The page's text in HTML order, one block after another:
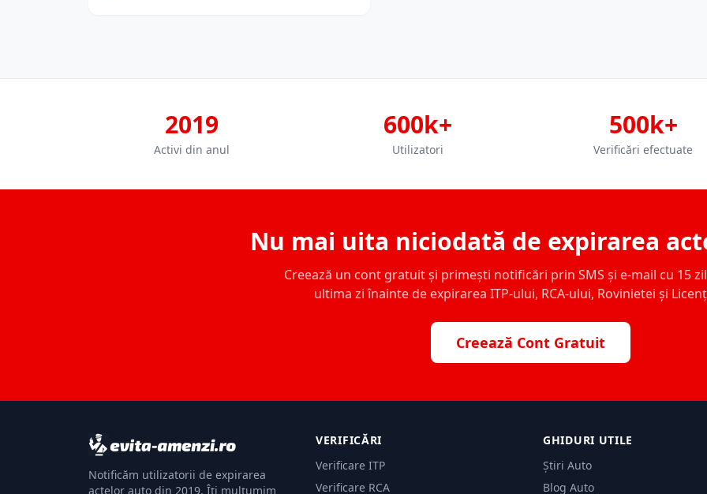
2019
Activi din anul
600k+
Utilizatori
500k+
Verificări efectuate
Nu mai uita niciodată de expirarea
Creează un cont gratuit și primești notificări prin SMS și e-mail cu 15
ultima zi înainte de expirarea ITP-ului, RCA-ului, Rovinietei și
Creează Cont Gratuit
Notificăm utilizatorii de expirarea
actelor auto din 2019. Îți mulțumim
VERIFICĂRI
Verificare ITP
Verificare RCA
GHIDURI UTILE
Știri Auto
Blog Auto